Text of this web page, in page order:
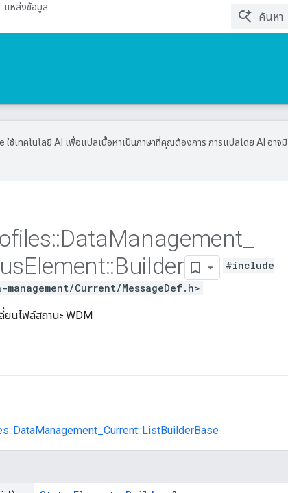
แหล่งข้อมูล
ใช้เทคโนโลยี AI เพื่อแปลเนื้อหาเป็นภาษาที่คุณต้องการ การแปลโดย AI อาจมี
::DataManagement
Element::Builder
#include
Current/MessageDef.h>
ยนไฟล์สถานะ WDM